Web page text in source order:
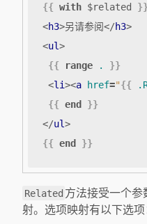
{{ with $related
}}
<h3>另请参阅</h3>
<ul>
{{
range .
}}
<li><a href="{{
{{ end
}}
</ul>
{{ end }}
Related 方法接受一个参
射。选项映射有以下选项